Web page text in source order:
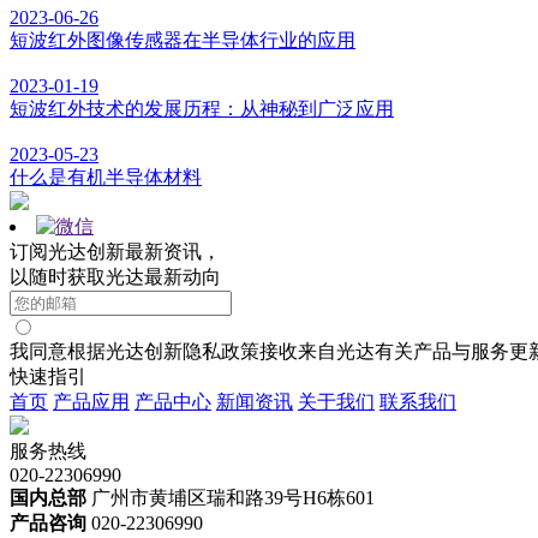
2023-06-26
短波红外图像传感器在半导体行业的应用
2023-01-19
短波红外技术的发展历程：从神秘到广泛应用
2023-05-23
什么是有机半导体材料
订阅光达创新最新资讯，
以随时获取光达最新动向
我同意根据光达创新隐私政策接收来自光达有关产品与服务更
快速指引
首页 产品应用 产品中心 新闻资讯 关于我们 联系我们
服务热线
020-22306990
国内总部 广州市黄埔区瑞和路39号H6栋601
产品咨询 020-22306990